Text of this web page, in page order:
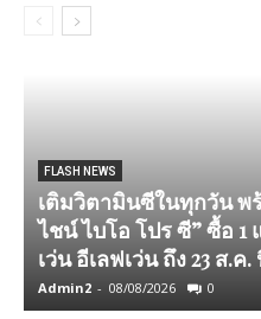
FLASH NEWS
เติมวิตามินซีในทุกวัน พ
ไชน์ ไบโอ โปร ซี” ซื้อ 1
เว่น อีเลฟเว่น ถึง 23 ส.ค.
Admin2 - 08/08/2026 0